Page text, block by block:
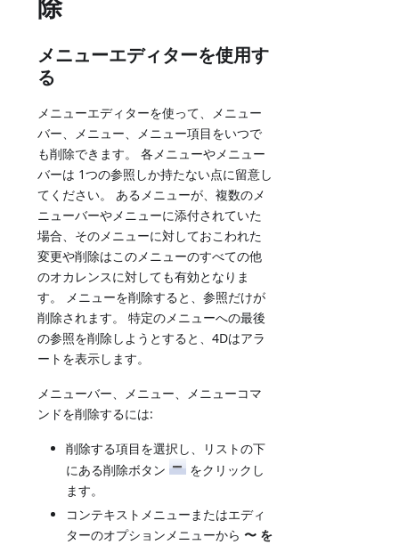
メニューエディターを使用す
る
メニューエディターを使って、メニュー
バー、メニュー、メニュー項目をいつで
も削除できます。 各メニューやメニュー
バーは 1つの参照しか持たない点に留意し
てください。 あるメニューが、複数のメ
ニューバーやメニューに添付されていた
場合、そのメニューに対しておこわれた
変更や削除はこのメニューのすべての他
のオカレンスに対しても有効となりま
す。 メニューを削除すると、参照だけが
削除されます。 特定のメニューへの最後
の参照を削除しようとすると、4Dはアラ
ートを表示します。
メニューバー、メニュー、メニューコマ
ンドを削除するには:
削除する項目を選択し、リストの下
にある削除ボタン
をクリックし
ます。
コンテキストメニューまたはエディ
ターのオプションメニューから〜 を